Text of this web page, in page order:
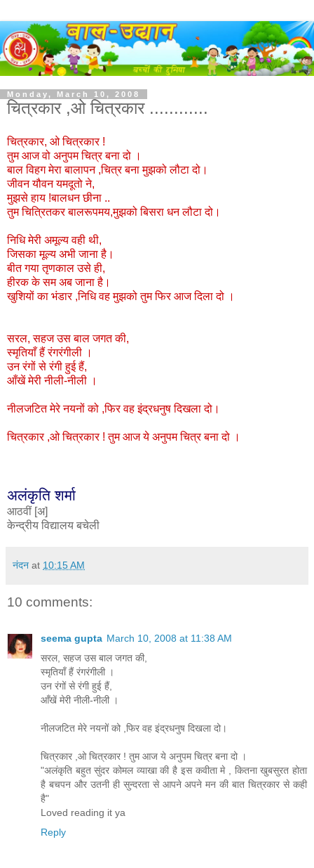
Monday, March 10, 2008
चित्रकार ,ओ चित्रकार ............
चित्रकार, ओ चित्रकार !
तुम आज वो अनुपम चित्र बना दो ।
बाल विहग मेरा बालापन ,चित्र बना मुझको लौटा दो।
जीवन यौवन यमदूतो ने,
मुझसे हाय !बालधन छीना ..
तुम चित्रितकर बालरूपमय,मुझको बिसरा धन लौटा दो।
निधि मेरी अमूल्य वही थी,
जिसका मूल्य अभी जाना है।
बीत गया तृणकाल उसे ही,
हीरक के सम अब जाना है।
खुशियों का भंडार ,निधि वह मुझको तुम फिर आज दिला दो ।
सरल, सहज उस बाल जगत की,
स्मृतियाँ हैं रंगरंगीली ।
उन रंगों से रंगी हुई हैं,
आँखें मेरी नीली-नीली ।
नीलजटित मेरे नयनों को ,फिर वह इंद्रधनुष दिखला दो।
चित्रकार ,ओ चित्रकार ! तुम आज ये अनुपम चित्र बना दो ।
अलंकृति शर्मा
आठवीं [अ]
केन्द्रीय विद्यालय बचेली
नंदन at 10:15 AM
10 comments:
seema gupta March 10, 2008 at 11:38 AM
सरल, सहज उस बाल जगत की,
स्मृतियाँ हैं रंगरंगीली ।
उन रंगों से रंगी हुई हैं,
आँखें मेरी नीली-नीली ।
नीलजटित मेरे नयनों को ,फिर वह इंद्रधनुष दिखला दो।
चित्रकार ,ओ चित्रकार ! तुम आज ये अनुपम चित्र बना दो ।
"अलंकृति बहुत सुंदर कोमल व्याखा की है इस कवीता मे , कितना खुबसुरत होता
है बचपन और उतनी ही सुन्दरता से आपने अपने मन की बात चित्रकार से कही
है"
Loved reading it ya
Reply